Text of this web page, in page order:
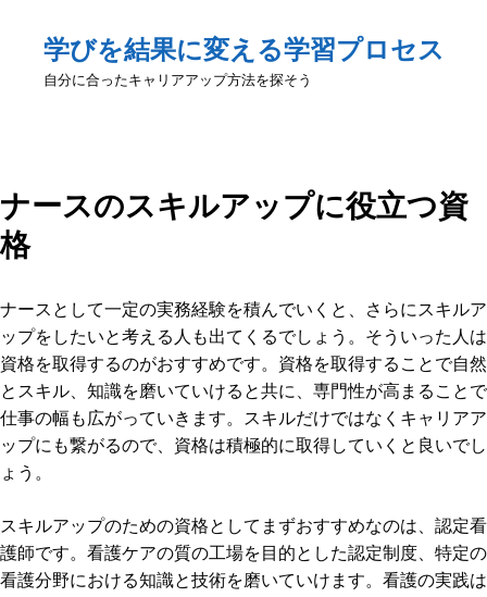
学びを結果に変える学習プロセス
自分に合ったキャリアアップ方法を探そう
ナースのスキルアップに役立つ資
格
ナースとして一定の実務経験を積んでいくと、さらにスキルア
ップをしたいと考える人も出てくるでしょう。そういった人は
資格を取得するのがおすすめです。資格を取得することで自然
とスキル、知識を磨いていけると共に、専門性が高まることで
仕事の幅も広がっていきます。スキルだけではなくキャリアア
ップにも繋がるので、資格は積極的に取得していくと良いでし
ょう。
スキルアップのための資格としてまずおすすめなのは、認定看
護師です。看護ケアの質の工場を目的とした認定制度、特定の
看護分野における知識と技術を磨いていけます。看護の実践は